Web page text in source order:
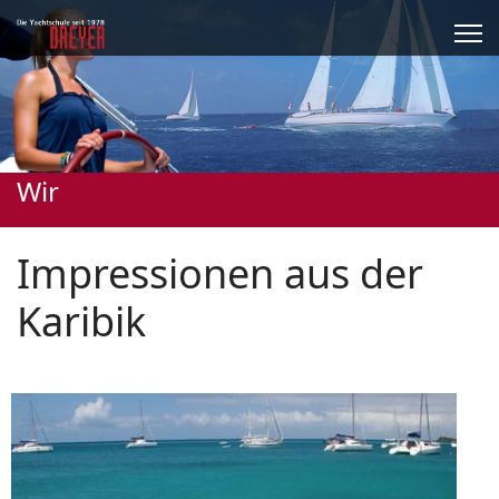
Wir
Impressionen aus der
Karibik